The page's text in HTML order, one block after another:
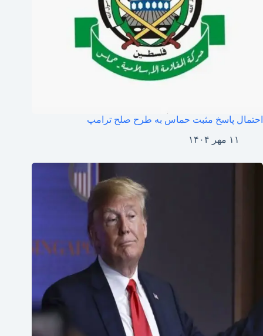
احتمال پاسخ مثبت حماس به طرح صلح ترامپ
۱۱ مهر ۱۴۰۴